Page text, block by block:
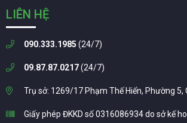
LIÊN HỆ
090.333.1985 (24/7)
09.87.87.0217(24/7)
Trụ sở: 1269/17 Phạm Thế Hiển, Phường 5,
Giấy phép ĐKKD số 0316086934 do sở kế